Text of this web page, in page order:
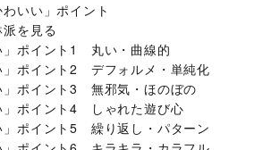
いい」ポイント
派を見る
ポイント1 丸い・曲線的
ポイント2 デフォルメ・単純化
ポイント3 無邪気・ほのぼの
ポイント4 しゃれた遊び心
ポイント5 繰り返し・パターン